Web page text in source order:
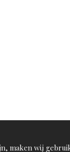
maken wij